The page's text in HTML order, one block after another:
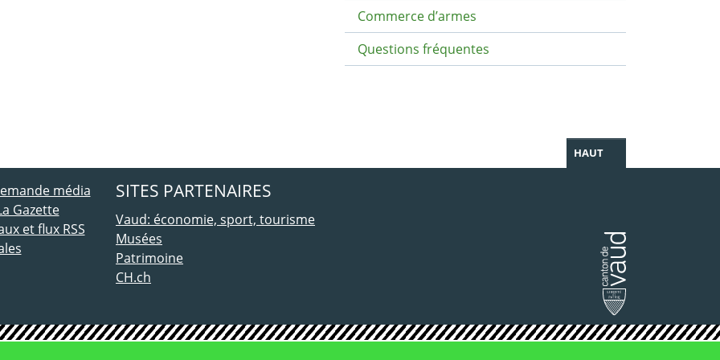
Commerce d’armes
Questions fréquentes
HAUT
média
Gazette
et flux RSS
SITES PARTENAIRES
Vaud: économie, sport, tourisme
Musées
Patrimoine
CH.ch